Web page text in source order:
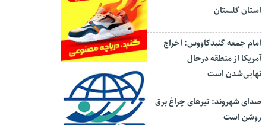
استان گلستان
امام جمعه گنبدکاووس: اخراج
آمریکا از منطقه درحال
نهایی‌شدن است
صدای شهروند: تیرهای چراغ برق
روشن است